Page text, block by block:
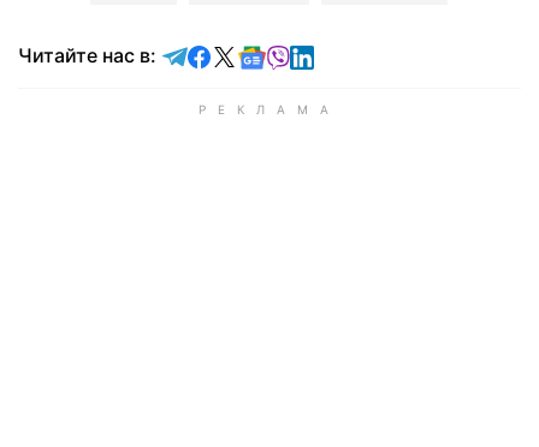
Читайте нас в: Читайте в Telegram
Читайте в Facebook
Читайте в X
Читайте в Google news
Читайте в Viber
Читайте в LinkedIn